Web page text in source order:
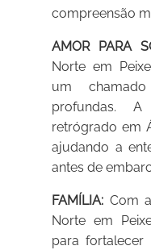
compreensão
AMOR PARA
Norte em
um
profundas.
retrógrado em
ajudando a
antes de
FAMÍLIA: Com
Norte em
para fortalecer